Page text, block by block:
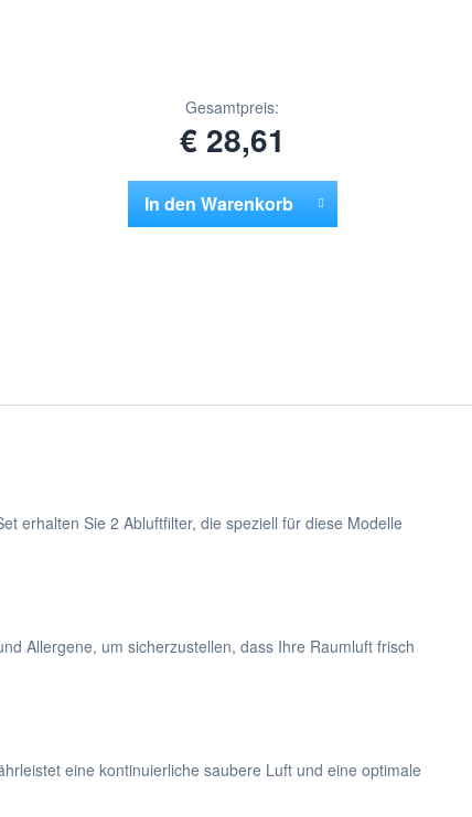
Gesamtpreis:
€ 28,61
In den Warenkorb
erhalten Sie 2 Abluftfilter, die speziell für diese Modelle
Allergene, um sicherzustellen, dass Ihre Raumluft frisch
eine kontinuierliche saubere Luft und eine optimale